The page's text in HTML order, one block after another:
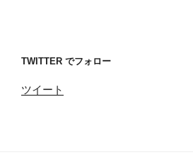
TWITTER でフォロー
ツイート